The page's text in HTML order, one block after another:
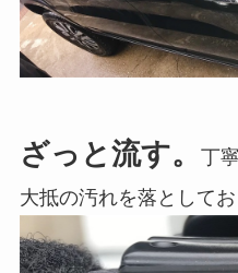
ざっと流す。
丁
大抵の汚れを落としてお